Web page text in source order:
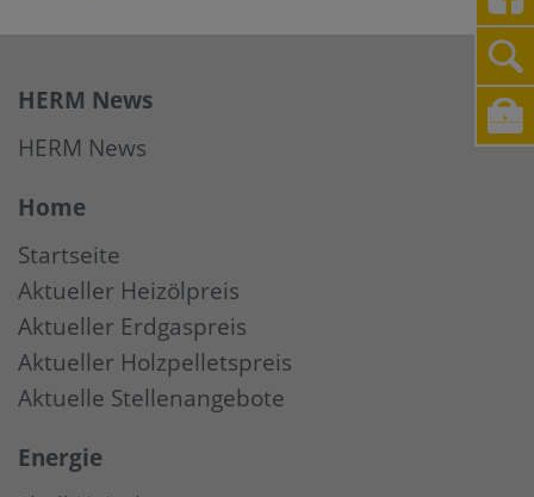
HERM News
HERM News
Home
Startseite
Aktueller Heizölpreis
Aktueller Erdgaspreis
Aktueller Holzpelletspreis
Aktuelle Stellenangebote
Energie